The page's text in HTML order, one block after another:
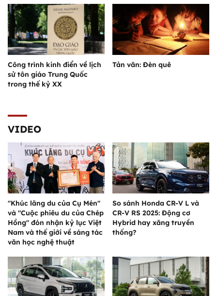
Công trình kinh điển về lịch
sử tôn giáo Trung Quốc
trong thế kỷ XX
Tản văn: Đèn quê
VIDEO
"Khúc lãng du của Cụ Mén"
và "Cuộc phiêu du của Chép
Hồng" đón nhận kỷ lục Việt
Nam và thế giới về sáng tác
văn học nghệ thuật
So sánh Honda CR-V L và
CR-V RS 2025: Động cơ
Hybrid hay xăng truyền
thống?